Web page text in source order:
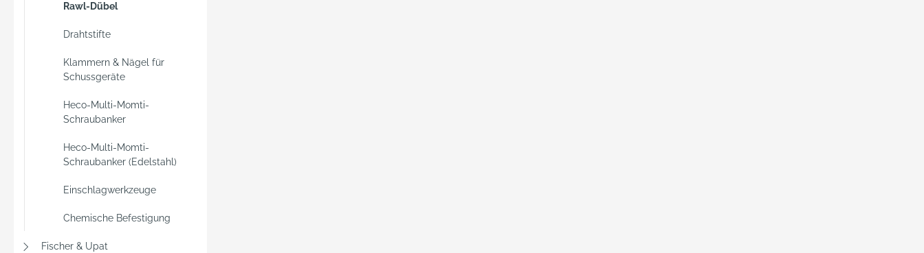
Rawl-Dübel
Drahtstifte
Klammern & Nägel für
Schussgeräte
Heco-Multi-Momti-
Schraubanker
Heco-Multi-Momti-
Schraubanker (Edelstahl)
Einschlagwerkzeuge
Chemische Befestigung
Fischer & Upat